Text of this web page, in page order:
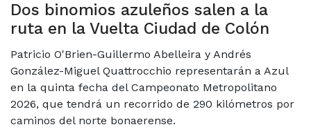
Dos binomios azuleños salen a la
ruta en la Vuelta Ciudad de Colón
Patricio O'Brien-Guillermo Abelleira y Andrés
González-Miguel Quattrocchio representarán a Azul
en la quinta fecha del Campeonato Metropolitano
2026, que tendrá un recorrido de 290 kilómetros por
caminos del norte bonaerense.